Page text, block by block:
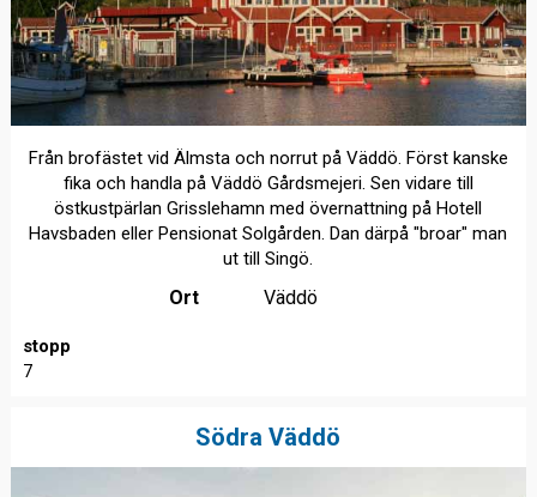
Från brofästet vid Älmsta och norrut på Väddö. Först kanske
fika och handla på Väddö Gårdsmejeri. Sen vidare till
östkustpärlan Grisslehamn med övernattning på Hotell
Havsbaden eller Pensionat Solgården. Dan därpå "broar" man
ut till Singö.
Ort Väddö
stopp
7
Södra Väddö